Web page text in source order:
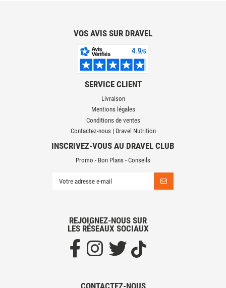
VOS AVIS SUR DRAVEL
SERVICE CLIENT
Livraison
Mentions légales
Conditions de ventes
Contactez-nous | Dravel Nutrition
INSCRIVEZ-VOUS AU DRAVEL CLUB
Promo - Bon Plans - Conseils
REJOIGNEZ-NOUS SUR
LES RÉSEAUX SOCIAUX